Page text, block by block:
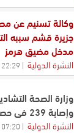
وكالة تسنيم عن
جزيرة قشم سببه
مدخل مضيق هرمز
النشرة الدولية 22:29
وإصابة 239 في حصيلة تفشي الكوليرا بالبلاد
النشرة الدولية 07:20